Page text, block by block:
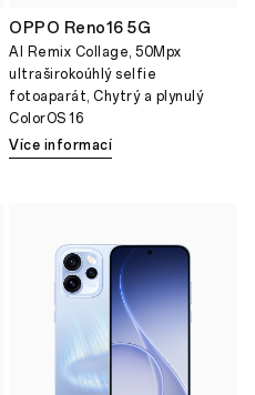
OPPO Reno16 5G
AI Remix Collage, 50Mpx
ultraširokoúhlý selfie
fotoaparát, Chytrý a plynulý
ColorOS 16
Více informací